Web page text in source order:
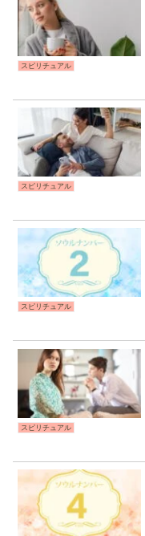
スピリチュアル
スピリチュアル
スピリチュアル
スピリチュアル